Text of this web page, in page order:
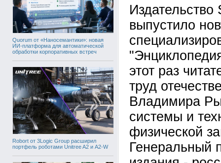
Quorum от «Наносемантики»: новая
ИИ-платформа для автоматической
обработки корпоративных встреч
Robort от 3Logic Group расширил
портфель роботами Unitree A2 и A2-W
выпустило
этот раз
труд
Владимира
системы и
физической
Генеральный